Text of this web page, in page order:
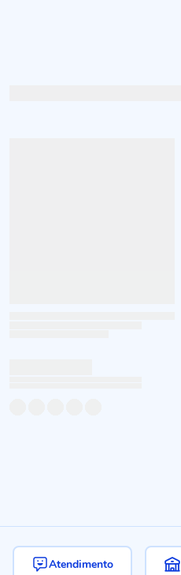
Atendimento